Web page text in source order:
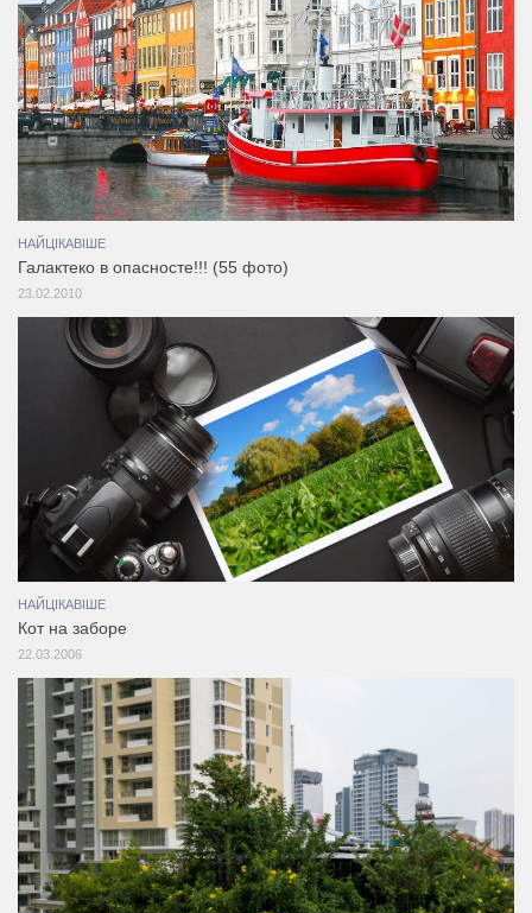
НАЙЦІКАВІШЕ
Галактеко в опасносте!!! (55 фото)
23.02.2010
НАЙЦІКАВІШЕ
Кот на заборе
22.03.2006